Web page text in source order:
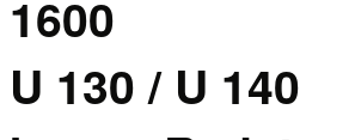
1600
U 130 / U 140